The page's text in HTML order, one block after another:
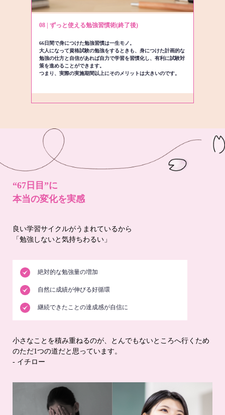
08 | ずっと使える勉強習慣術(終了後)
66日間で身につけた勉強習慣は一生モノ。
大人になって資格試験の勉強をするときも、身につけた計画的な
勉強の仕方と自信があれば自力で学習を習慣化し、有利に試験対
策を進めることができます。
つまり、実際の実施期間以上にそのメリットは大きいのです。
“67日目”に
本当の変化を実感
良い学習サイクルがうまれているから
「勉強しないと気持ちわるい」
絶対的な勉強量の増加
自然に成績が伸びる好循環
継続できたことの達成感が自信に
小さなことを積み重ねるのが、とんでもないところへ行くため
のただ1つの道だと思っています。
- イチロー